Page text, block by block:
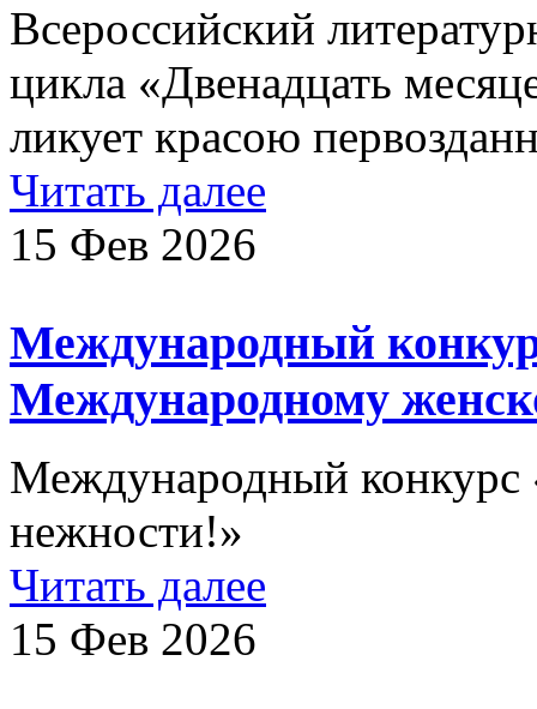
Всероссийский
цикла «Двенадцать
ликует красою
Читать далее
15 Фев 2026
Международный
Международному
Международный конкурс
нежности!»
Читать далее
15 Фев 2026